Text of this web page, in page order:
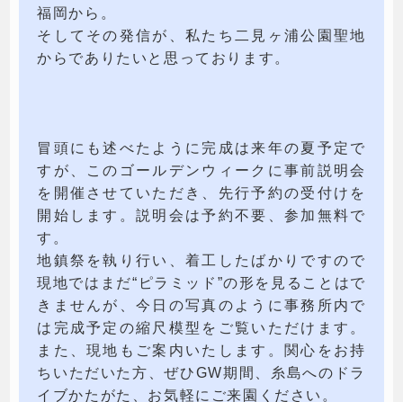
福岡から。
そしてその発信が、私たち二見ヶ浦公園聖地
からでありたいと思っております。
冒頭にも述べたように完成は来年の夏予定で
すが、このゴールデンウィークに事前説明会
を開催させていただき、先行予約の受付けを
開始します。説明会は予約不要、参加無料で
す。
地鎮祭を執り行い、着工したばかりですので
現地ではまだ“ピラミッド”の形を見ることはで
きませんが、今日の写真のように事務所内で
は完成予定の縮尺模型をご覧いただけます。
また、現地もご案内いたします。関心をお持
ちいただいた方、ぜひGW期間、糸島へのドラ
イブかたがた、お気軽にご来園ください。